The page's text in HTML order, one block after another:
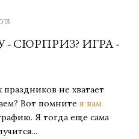
СЮРПРИЗ? ИГРА -
не хватает
Вот помните я вам
Я тогда еще сама